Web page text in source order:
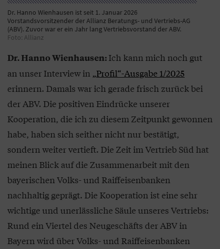
Dr. Hanno Wienhausen ist seit 1. Januar 2026
Vorstandsvorsitzender der Allianz Beratungs- und Vertriebs-AG
(ABV). Zuvor war er ein Jahr lang Vertriebsvorstand der ABV.
Foto: Allianz
Dr. Hanno Wienhausen:Ich kann mich noch gut
an unser Interview in „Profil“-Ausgabe 1/2025
erinnern. Damals war ich gerade frisch zurück bei
der ABV. Die positiven Eindrücke unserer
Kooperation, die ich zu diesem Zeitpunkt gewonnen
habe, haben sich seither nicht nur bestätigt,
sondern weiter vertieft. Die Zeit im Vertrieb Süd hat
meinen Blick auf die Zusammenarbeit mit den
bayerischen Volks- und Raiffeisenbanken
nachhaltig geprägt. Die Kooperation ist eine sehr
wichtige und unerlässliche Säule unseres Vertriebs:
Rund ein Viertel des Neugeschäfts der ABV in
Bayern wird über Volks- und Raiffeisenbanken